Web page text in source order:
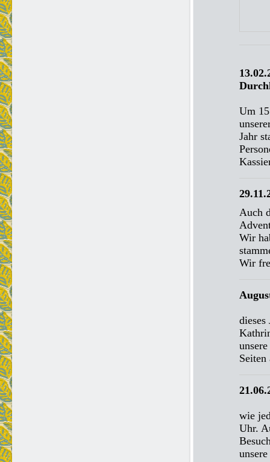
Um
Jahr
Auch
Wir
Wir
wie
Uhr.